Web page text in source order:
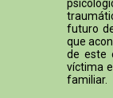
futuro
que
de este
víctima
familiar.